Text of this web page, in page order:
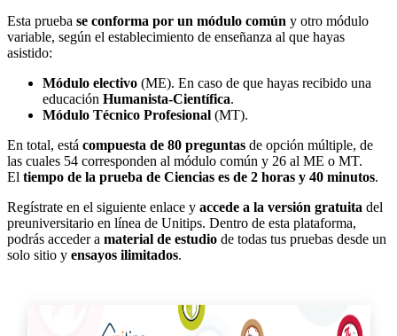
Esta prueba se conforma por un módulo común y otro módulo
variable, según el establecimiento de enseñanza al que hayas
asistido:
Módulo electivo (ME). En caso de que hayas recibido una
educación Humanista-Científica.
Módulo Técnico Profesional (MT).
En total, está compuesta de 80 preguntas de opción múltiple, de
las cuales 54 corresponden al módulo común y 26 al ME o MT.
El tiempo de la prueba de Ciencias es de 2 horas y 40 minutos.
Regístrate en el siguiente enlace y accede a la versión gratuita del
preuniversitario en línea de Unitips. Dentro de esta plataforma,
podrás acceder a material de estudio de todas tus pruebas desde un
solo sitio y ensayos ilimitados.